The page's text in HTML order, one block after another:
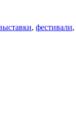
, фестивали,